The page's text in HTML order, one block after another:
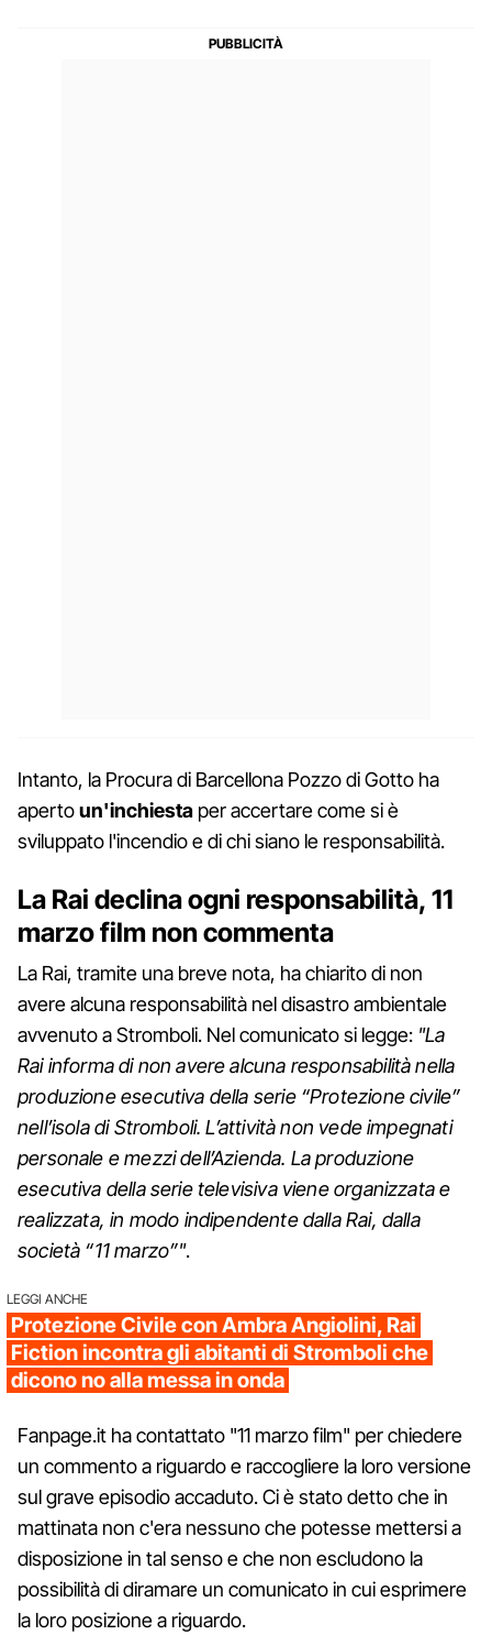
Intanto, la Procura di Barcellona Pozzo di Gotto ha
apertoun'inchiesta per accertare come si è
sviluppato l'incendio e di chi siano le responsabilità.
La Rai declina ogni responsabilità, 11
marzo film non commenta
La Rai, tramite una breve nota, ha chiarito di non
avere alcuna responsabilità nel disastro ambientale
avvenuto a Stromboli. Nel comunicato si legge: "La
Rai informa di non avere alcuna responsabilità nella
produzione esecutiva della serie “Protezione civile”
nell’isola di Stromboli. L’attività non vede impegnati
personale e mezzi dell’Azienda. La produzione
esecutiva della serie televisiva viene organizzata e
realizzata, in modo indipendente dalla Rai, dalla
società “11 marzo”".
LEGGI ANCHE
Protezione Civile con Ambra Angiolini, Rai
Fiction incontra gli abitanti di Stromboli che
dicono no alla messa in onda
Fanpage.it ha contattato "11 marzo film" per chiedere
un commento a riguardo e raccogliere la loro versione
sul grave episodio accaduto. Ci è stato detto che in
mattinata non c'era nessuno che potesse mettersi a
disposizione in tal senso e che non escludono la
possibilità di diramare un comunicato in cui esprimere
la loro posizione a riguardo.